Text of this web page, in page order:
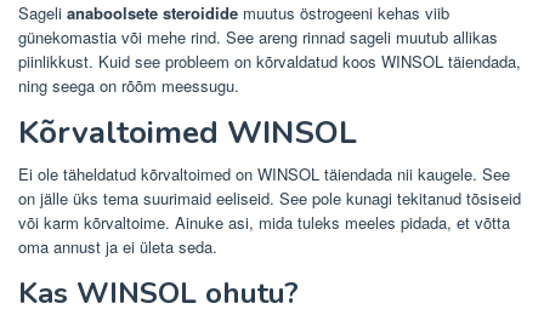
Sageli anaboolsete steroidide muutus östrogeeni kehas viib
günekomastia või mehe rind. See areng rinnad sageli muutub allikas
piinlikkust. Kuid see probleem on kõrvaldatud koos WINSOL täiendada,
ning seega on rõõm meessugu.
Kõrvaltoimed WINSOL
Ei ole täheldatud kõrvaltoimed on WINSOL täiendada nii kaugele. See
on jälle üks tema suurimaid eeliseid. See pole kunagi tekitanud tõsiseid
või karm kõrvaltoime. Ainuke asi, mida tuleks meeles pidada, et võtta
oma annust ja ei ületa seda.
Kas WINSOL ohutu?